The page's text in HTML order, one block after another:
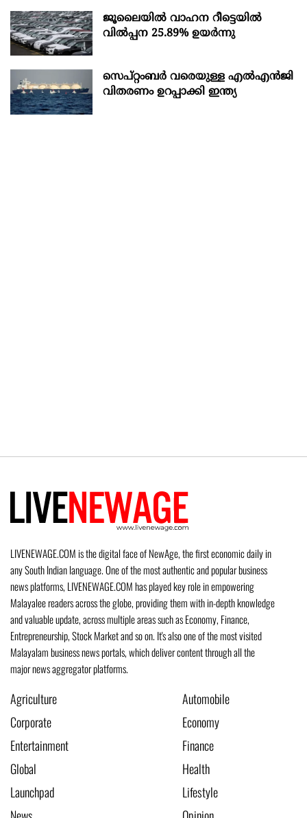
ജൂലൈയിൽ വാഹന റീട്ടെയിൽ
വിൽപ്പന 25.89% ഉയർന്നു
സെപ്റ്റംബർ വരെയുള്ള എൽഎൻജി
വിതരണം ഉറപ്പാക്കി ഇന്ത്യ
LIVENEWAGE.COM is the digital face of NewAge, the first economic daily in
any South Indian language. One of the most authentic and popular business
news platforms, LIVENEWAGE.COM has played key role in empowering
Malayalee readers across the globe, providing them with in-depth knowledge
and valuable update, across multiple areas such as Economy, Finance,
Entrepreneurship, Stock Market and so on. It's also one of the most visited
Malayalam business news portals, which deliver content through all the
major news aggregator platforms.
Agriculture
Automobile
Corporate
Economy
Entertainment
Finance
Global
Health
Launchpad
Lifestyle